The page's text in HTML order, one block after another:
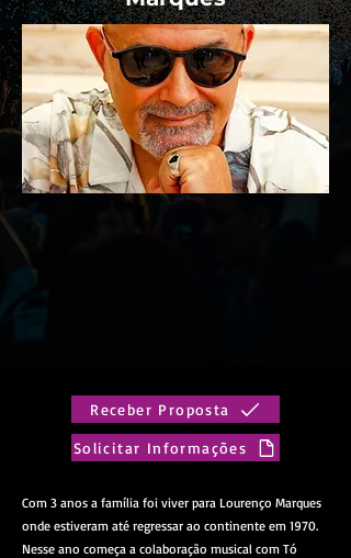
Receber Proposta
Solicitar Informações
Com 3 anos a família foi viver para Lourenço Marques
onde estiveram até regressar ao continente em 1970.
Nesse ano começa a colaboração musical com Tó